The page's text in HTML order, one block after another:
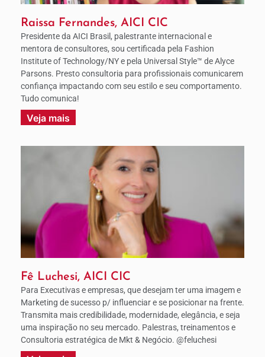
Raissa Fernandes, AICI CIC
Presidente da AICI Brasil, palestrante internacional e
mentora de consultores, sou certificada pela Fashion
Institute of Technology/NY e pela Universal Style™ de Alyce
Parsons. Presto consultoria para profissionais comunicarem
confiança impactando com seu estilo e seu comportamento.
Tudo comunica!
Veja mais
Fê Luchesi, AICI CIC
Para Executivas e empresas, que desejam ter uma imagem e
Marketing de sucesso p/ influenciar e se posicionar na frente.
Transmita mais credibilidade, modernidade, elegância, e seja
uma inspiração no seu mercado. Palestras, treinamentos e
Consultoria estratégica de Mkt & Negócio. @feluchesi